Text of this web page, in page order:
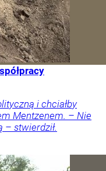
i chciałby
Mentzenem. – Nie
– stwierdził.